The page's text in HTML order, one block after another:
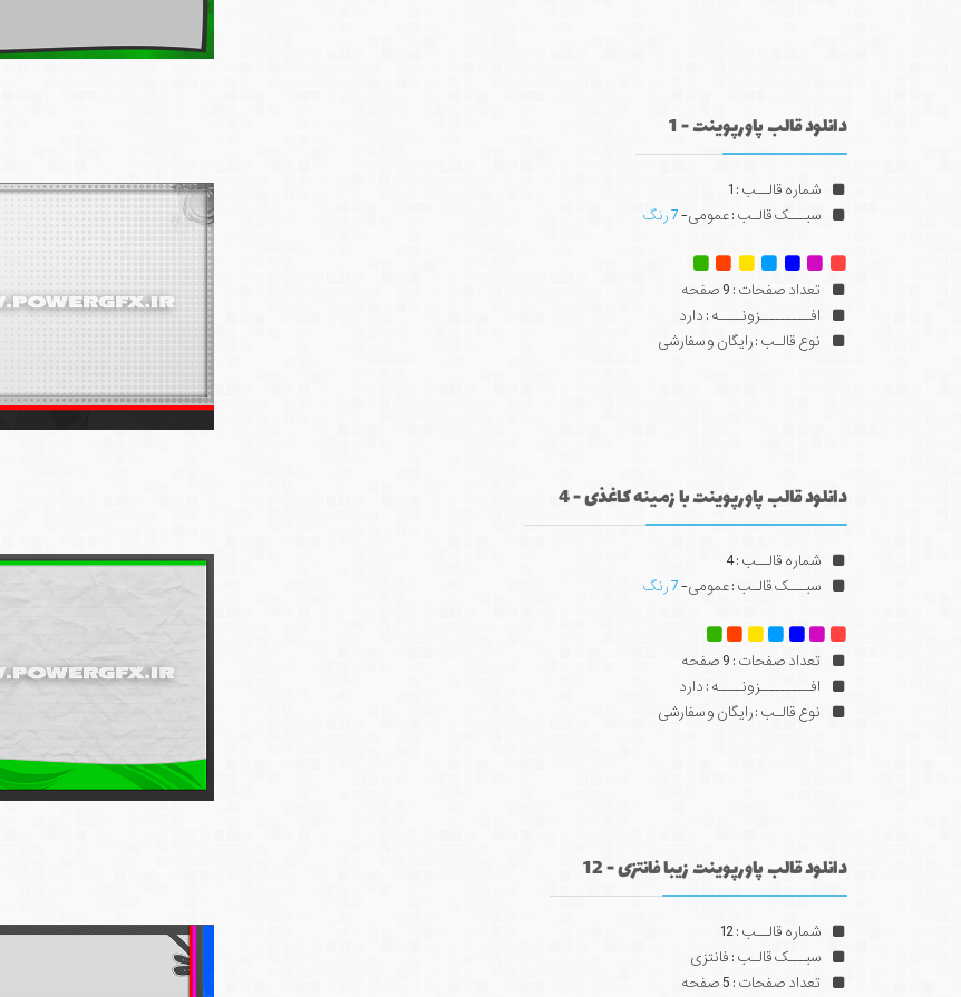
دانلود قالب پاورپوینت - 1
شماره قالــب : 1
سبـــک قالـب : عمومی-7 رنگ
تعداد صفحات : 9 صفحه
افـــــــــزونــــه : دارد
نوع قالـب : رایگان و سفارشی
دانلود قالب پاورپوینت با زمینه کاغذی - 4
شماره قالــب : 4
سبـــک قالـب : عمومی-7 رنگ
تعداد صفحات : 9 صفحه
افـــــــــزونــــه : دارد
نوع قالـب : رایگان و سفارشی
دانلود قالب پاورپوینت زیبا فانتزی - 12
شماره قالــب : 12
سبـــک قالـب : فانتزی
تعداد صفحات : 5 صفحه